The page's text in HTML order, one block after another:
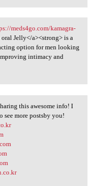
meds4go.com/kamagra-
oral Jelly</a><strong> is a
option for men looking
intimacy and
sharing
this awesome info! I
see more postsby you!